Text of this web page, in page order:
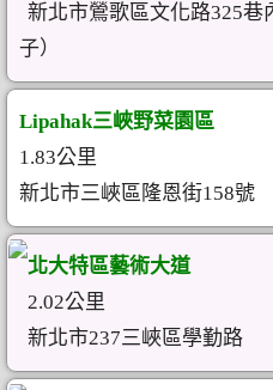
新北市鶯歌區文化路325
子）
Lipahak三峽野菜園區
1.83公里
新北市三峽區隆恩街158號
北大特區藝術大道
2.02公里
新北市237三峽區學勤路